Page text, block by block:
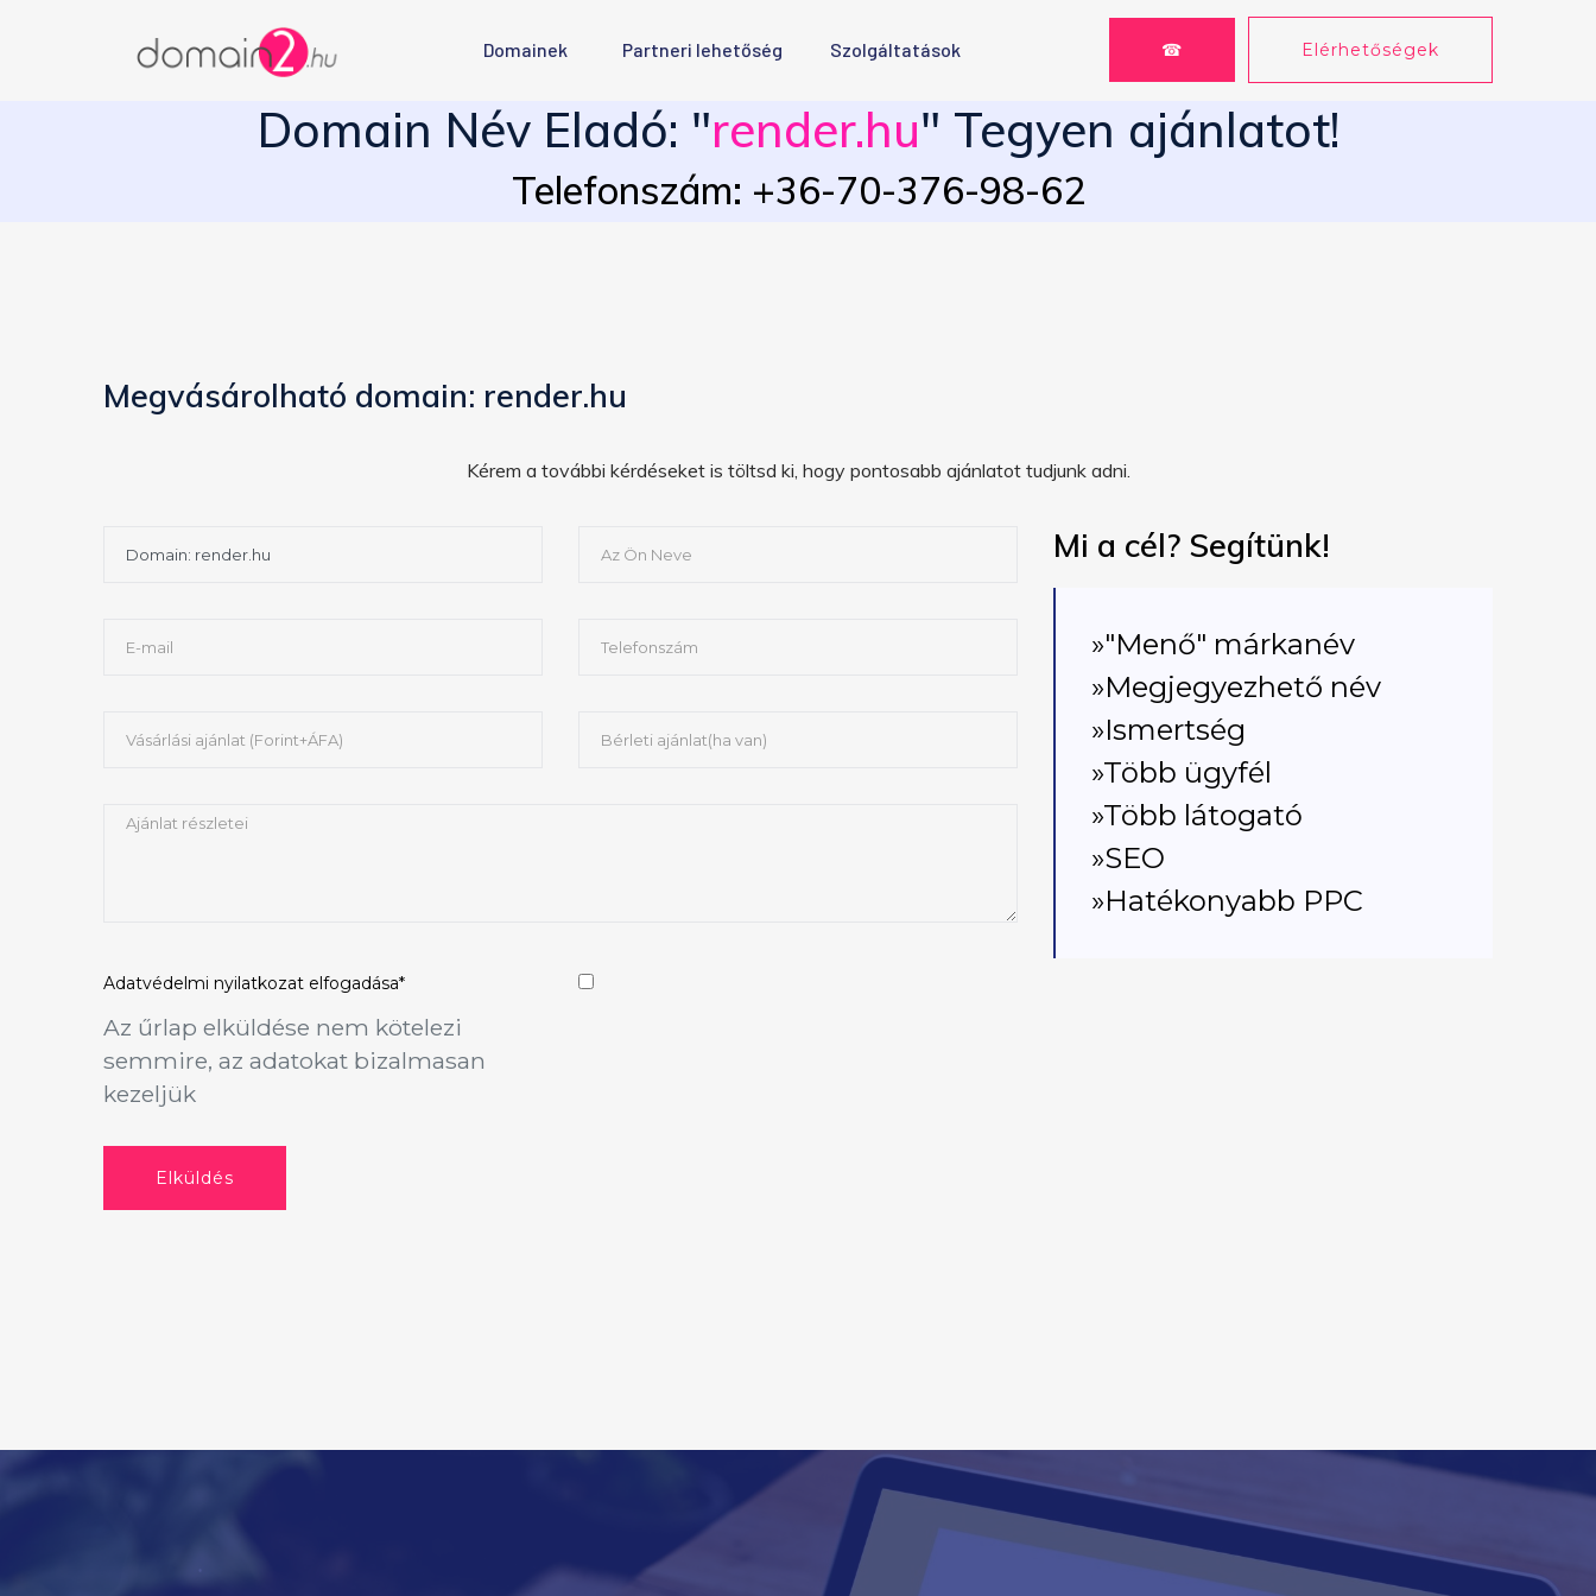
Domainek Partneri lehetőség Szolgáltatások ☎ Elérhetőségek
Domain Név Eladó: "render.hu" Tegyen ajánlatot!
Telefonszám: +36-70-376-98-62
Megvásárolható domain: render.hu
Kérem a további kérdéseket is töltsd ki, hogy pontosabb ajánlatot tudjunk adni.
Adatvédelmi nyilatkozat elfogadása*
Az űrlap elküldése nem kötelezi
semmire, az adatokat bizalmasan
kezeljük
Elküldés
Mi a cél? Segítünk!
»"Menő" márkanév
»Megjegyezhető név
»Ismertség
»Több ügyfél
»Több látogató
»SEO
»Hatékonyabb PPC